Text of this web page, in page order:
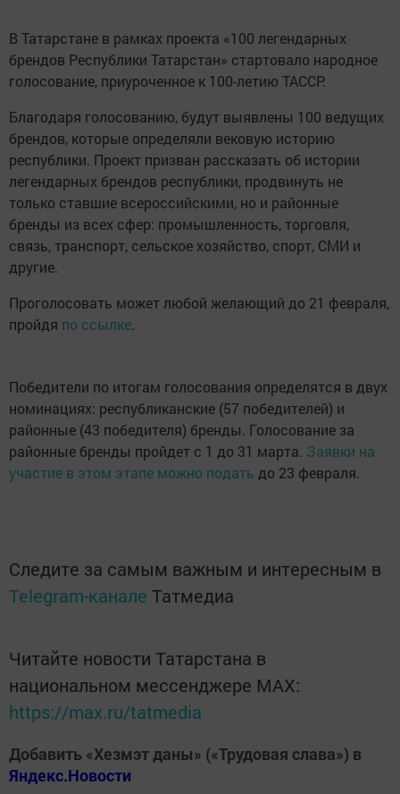
В Татарстане в рамках проекта «100 легендарных
брендов Республики Татарстан» стартовало народное
голосование, приуроченное к 100-летию ТАССР.
Благодаря голосованию, будут выявлены 100 ведущих
брендов, которые определяли вековую историю
республики. Проект призван рассказать об истории
легендарных брендов республики, продвинуть не
только ставшие всероссийскими, но и районные
бренды из всех сфер: промышленность, торговля,
связь, транспорт, сельское хозяйство, спорт, СМИ и
другие.
Проголосовать может любой желающий до 21 февраля,
пройдя по ссылке.
Победители по итогам голосования определятся в двух
номинациях: республиканские (57 победителей) и
районные (43 победителя) бренды. Голосование за
районные бренды пройдет с 1 до 31 марта. Заявки на
участие в этом этапе можно подать до 23 февраля.
Следите за самым важным и интересным в
Telegram-канале Татмедиа
Читайте новости Татарстана в
национальном мессенджере MАХ:
https://max.ru/tatmedia
Добавить «Хезмэт даны» («Трудовая слава») в
Яндекс.Новости